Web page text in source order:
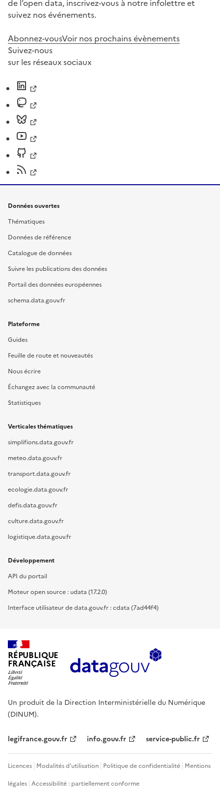
de l’open data, inscrivez-vous à notre infolettre et
suivez nos événements.
Abonnez-vousVoir nos prochains évènements
Suivez-nous
sur les réseaux sociaux
Données ouvertes
Thématiques
Données de référence
Catalogue de données
Suivre les publications des données
Portail des données européennes
schema.data.gouv.fr
Plateforme
Guides
Feuille de route et nouveautés
Nous écrire
Échangez avec la communauté
Statistiques
Verticales thématiques
simplifions.data.gouv.fr
meteo.data.gouv.fr
transport.data.gouv.fr
ecologie.data.gouv.fr
defis.data.gouv.fr
culture.data.gouv.fr
logistique.data.gouv.fr
Développement
API du portail
Moteur open source : udata (17.2.0)
Interface utilisateur de data.gouv.fr : cdata (7ad44f4)
RÉPUBLIQUE
FRANÇAISE
Un produit de la Direction Interministérielle du Numérique
(DINUM).
legifrance.gouv.fr info.gouv.fr service-public.fr
Licences Modalités d'utilisation Politique de confidentialité Mentions
légales Accessibilité : partiellement conforme